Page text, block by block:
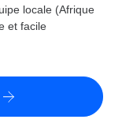
frais liés aux
États des
de
locale (Afrique
et facile